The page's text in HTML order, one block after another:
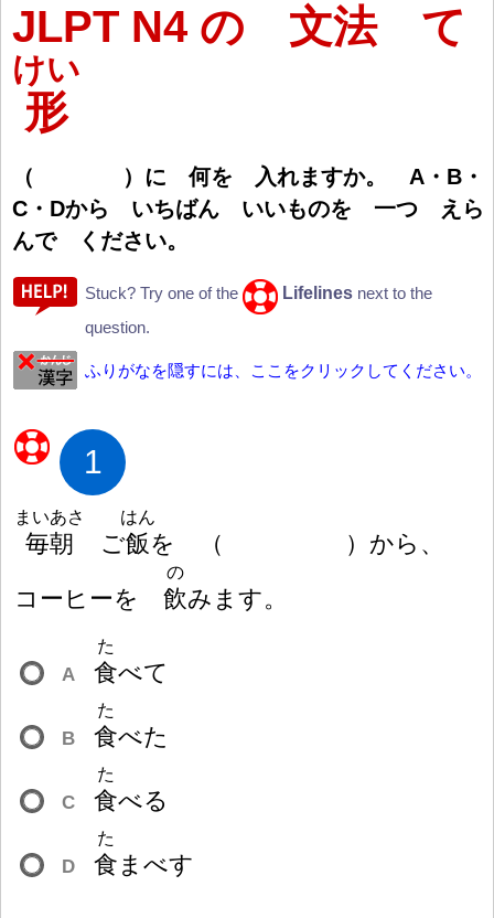
JLPT N4 の 文法 て
形
けい
（ ） に何を 入れますか。 A・B・
C・Dから いちばん いいものを 一つ えら
んで ください。
Stuck? Try one of the Lifelines next to the
question.
ふりがなを隠すには、ここをクリックしてください。
1
毎朝
まいあさ
ご飯
はん
を （ ） から、
コーヒーを 飲
の
みます。
A 食
た
べて
B 食
た
べた
C 食
た
べる
D 食
た
まべす